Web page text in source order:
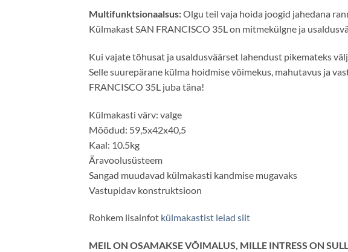
Multifunktsionaalsus:Olgu teil vaja hoida joogid jahedana
Külmakast SAN FRANCISCO 35L on mitmekülgne ja
Kui vajate tõhusat ja usaldusväärset lahendust pikemateks
Selle suurepärane külma hoidmise võimekus, mahutavus ja
FRANCISCO 35L juba täna!
Külmakasti värv: valge
Mõõdud: 59,5x42x40,5
Kaal: 10.5kg
Äravoolusüsteem
Sangad muudavad külmakasti kandmise mugavaks
Vastupidav konstruktsioon
Rohkem lisainfot külmakastist leiad siit
MEIL ON OSAMAKSE VÕIMALUS, MILLE INTRESS ON